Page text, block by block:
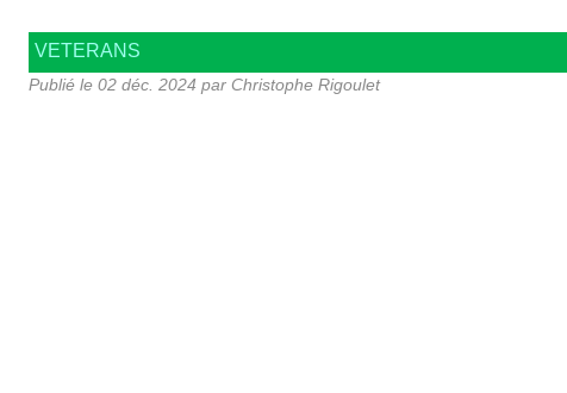
VETERANS
Publié le 02 déc. 2024 par Christophe Rigoulet